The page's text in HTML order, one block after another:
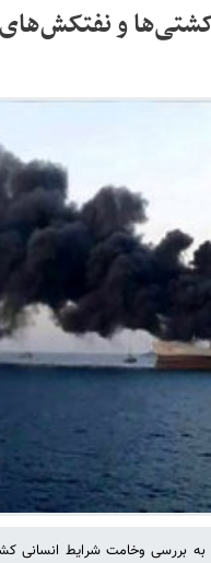
و نفتکش‌های
به بررسی وخامت شرایط انسانی